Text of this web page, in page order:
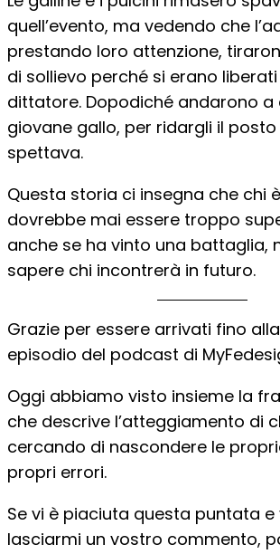
quell’evento, ma vedendo che
prestando loro attenzione,
di sollievo perché si erano
dittatore. Dopodiché andarono a
giovane gallo, per ridargli il posto
spettava.
Questa storia ci insegna che chi
dovrebbe mai essere troppo
anche se ha vinto una battaglia,
sapere chi incontrerà in futuro.
Grazie per essere arrivati fino
episodio del podcast di
Oggi abbiamo visto insieme la
che descrive l’atteggiamento di
cercando di nascondere le
propri errori.
Se vi è piaciuta questa puntata e
lasciarmi un vostro commento,